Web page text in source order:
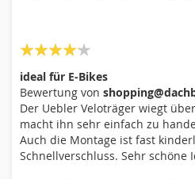
ideal für E-Bikes
Bewertung von
Der Uebler Veloträger wiegt
macht ihn sehr einfach zu
Auch die Montage ist fast
Schnellverschluss. Sehr schöne